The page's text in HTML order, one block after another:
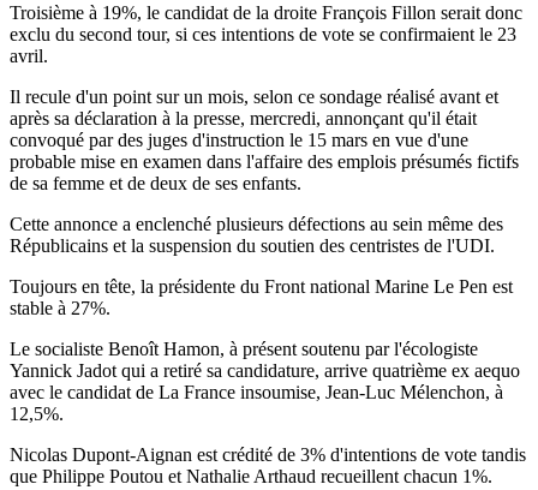
Troisième à 19%, le candidat de la droite François Fillon serait donc
exclu du second tour, si ces intentions de vote se confirmaient le 23
avril.
Il recule d'un point sur un mois, selon ce sondage réalisé avant et
après sa déclaration à la presse, mercredi, annonçant qu'il était
convoqué par des juges d'instruction le 15 mars en vue d'une
probable mise en examen dans l'affaire des emplois présumés fictifs
de sa femme et de deux de ses enfants.
Cette annonce a enclenché plusieurs défections au sein même des
Républicains et la suspension du soutien des centristes de l'UDI.
Toujours en tête, la présidente du Front national Marine Le Pen est
stable à 27%.
Le socialiste Benoît Hamon, à présent soutenu par l'écologiste
Yannick Jadot qui a retiré sa candidature, arrive quatrième ex aequo
avec le candidat de La France insoumise, Jean-Luc Mélenchon, à
12,5%.
Nicolas Dupont-Aignan est crédité de 3% d'intentions de vote tandis
que Philippe Poutou et Nathalie Arthaud recueillent chacun 1%.